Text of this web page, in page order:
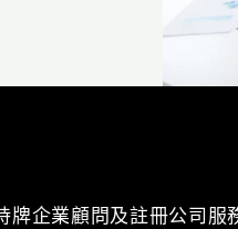
企業顧問及註冊公司服